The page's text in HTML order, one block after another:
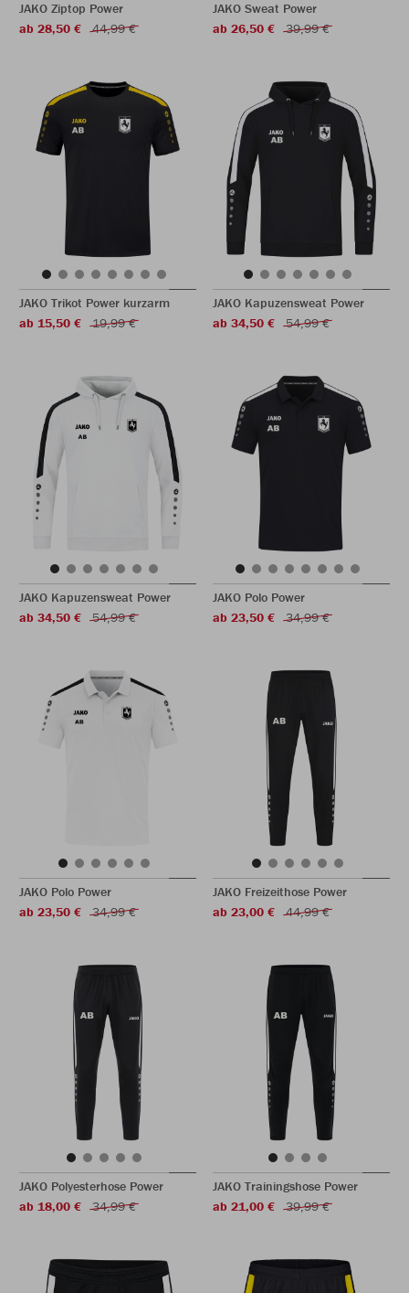
JAKO Ziptop Power
ab 28,50 €
44,99 €
JAKO Sweat Power
ab 26,50 €
39,99 €
JAKO Trikot Power kurzarm
ab 15,50 €
19,99 €
JAKO Kapuzensweat Power
ab 34,50 €
54,99 €
JAKO Kapuzensweat Power
ab 34,50 €
54,99 €
JAKO Polo Power
ab 23,50 €
34,99 €
JAKO Polo Power
ab 23,50 €
34,99 €
JAKO Freizeithose Power
ab 23,00 €
44,99 €
JAKO Polyesterhose Power
ab 18,00 €
34,99 €
JAKO Trainingshose Power
ab 21,00 €
39,99 €